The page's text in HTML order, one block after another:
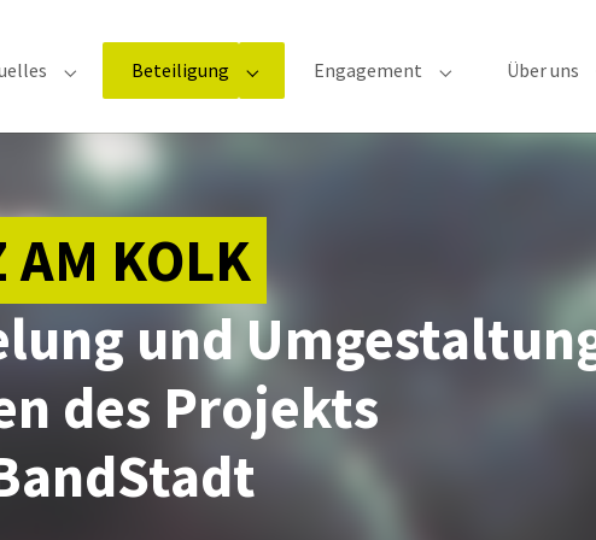
Submenu for "Aktuelles"
Beteiligung Submenu for "Beteiligung"
Engagement Submenu for
Über uns
AM KOLK
und
des Projekts